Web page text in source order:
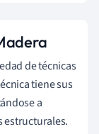
de técnicas
tiene sus
a
estructurales.